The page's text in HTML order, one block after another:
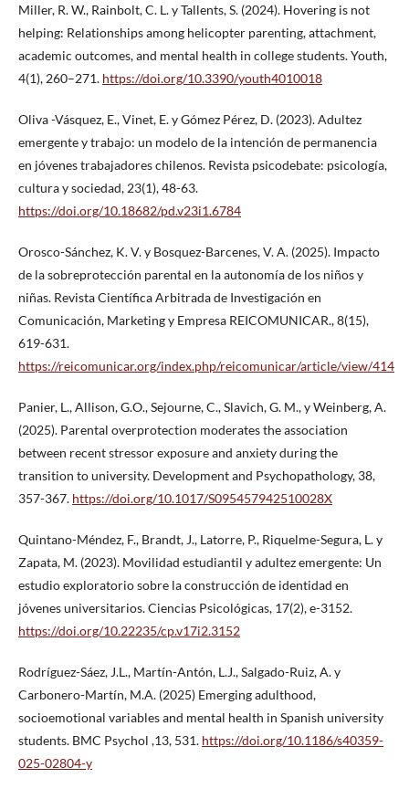
Miller, R. W., Rainbolt, C. L. y Tallents, S. (2024). Hovering is not
helping: Relationships among helicopter parenting, attachment,
academic outcomes, and mental health in college students. Youth,
4(1), 260–271. https://doi.org/10.3390/youth4010018
Oliva -Vásquez, E., Vinet, E. y Gómez Pérez, D. (2023). Adultez
emergente y trabajo: un modelo de la intención de permanencia
en jóvenes trabajadores chilenos. Revista psicodebate: psicología,
cultura y sociedad, 23(1), 48-63.
https://doi.org/10.18682/pd.v23i1.6784
Orosco-Sánchez, K. V. y Bosquez-Barcenes, V. A. (2025). Impacto
de la sobreprotección parental en la autonomía de los niños y
niñas. Revista Científica Arbitrada de Investigación en
Comunicación, Marketing y Empresa REICOMUNICAR., 8(15),
619-631.
https://reicomunicar.org/index.php/reicomunicar/article/view/414
Panier, L., Allison, G.O., Sejourne, C., Slavich, G. M., y Weinberg, A.
(2025). Parental overprotection moderates the association
between recent stressor exposure and anxiety during the
transition to university. Development and Psychopathology, 38,
357-367. https://doi.org/10.1017/S095457942510028X
Quintano-Méndez, F., Brandt, J., Latorre, P., Riquelme-Segura, L. y
Zapata, M. (2023). Movilidad estudiantil y adultez emergente: Un
estudio exploratorio sobre la construcción de identidad en
jóvenes universitarios. Ciencias Psicológicas, 17(2), e-3152.
https://doi.org/10.22235/cp.v17i2.3152
Rodríguez-Sáez, J.L., Martín-Antón, L.J., Salgado-Ruiz, A. y
Carbonero-Martín, M.A. (2025) Emerging adulthood,
socioemotional variables and mental health in Spanish university
students. BMC Psychol ,13, 531. https://doi.org/10.1186/s40359-
025-02804-y